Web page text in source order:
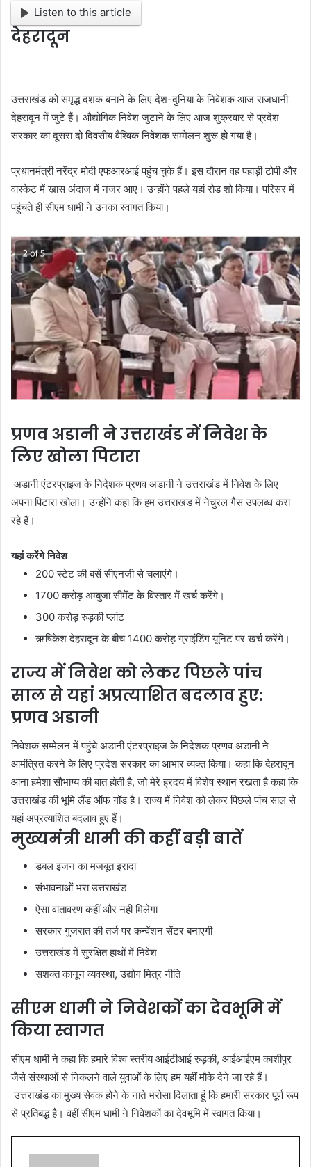
Listen to this article
देहरादून
उत्तराखंड को समृद्ध दशक बनाने के लिए देश-दुनिया के निवेशक आज राजधानी
देहरादून में जुटे हैं। औद्योगिक निवेश जुटाने के लिए आज शुक्रवार से प्रदेश
सरकार का दूसरा दो दिवसीय वैश्विक निवेशक सम्मेलन शुरू हो गया है।
प्रधानमंत्री नरेंद्र मोदी एफआरआई पहुंच चुके हैं। इस दौरान वह पहाड़ी टोपी और
वास्केट में खास अंदाज में नजर आए। उन्होंने पहले यहां रोड शो किया। परिसर में
पहुंचते ही सीएम धामी ने उनका स्वागत किया।
प्रणव अडानी ने उत्तराखंड में निवेश के
लिए खोला पिटारा
अडानी एंटरप्राइज के निदेशक प्रणव अडानी ने उत्तराखंड में निवेश के लिए
अपना पिटारा खोला। उन्होंने कहा कि हम उत्तराखंड में नेचुरल गैस उपलब्ध करा
रहे हैं।
यहां करेंगे निवेश
200 स्टेट की बसें सीएनजी से चलाएंगे।
1700 करोड़ अम्बुजा सीमेंट के विस्तार में खर्च करेंगे।
300 करोड़ रुड़की प्लांट
ऋषिकेश देहरादून के बीच 1400 करोड़ ग्राइंडिंग यूनिट पर खर्च करेंगे।
राज्य में निवेश को लेकर पिछले पांच
साल से यहां अप्रत्याशित बदलाव हुए:
प्रणव अडानी
निवेशक सम्मेलन में पहुंचे अडानी एंटरप्राइज के निदेशक प्रणव अडानी ने
आमंत्रित करने के लिए प्रदेश सरकार का आभार व्यक्त किया। कहा कि देहरादून
आना हमेशा सौभाग्य की बात होती है, जो मेरे ह्रदय में विशेष स्थान रखता है कहा कि
उत्तराखंड की भूमि लैंड ऑफ गॉड है। राज्य में निवेश को लेकर पिछले पांच साल से
यहां अप्रत्याशित बदलाव हुए हैं।
मुख्यमंत्री धामी की कहीं बड़ी बातें
डबल इंजन का मजबूत इरादा
संभावनाओं भरा उत्तराखंड
ऐसा वातावरण कहीं और नहीं मिलेगा
सरकार गुजरात की तर्ज पर कन्वेंशन सेंटर बनाएगी
उत्तराखंड में सुरक्षित हाथों में निवेश
सशक्त कानून व्यवस्था, उद्योग मित्र नीति
सीएम धामी ने निवेशकों का देवभूमि में
किया स्वागत
सीएम धामी ने कहा कि हमारे विश्व स्तरीय आईटीआई रुड़की, आईआईएम काशीपुर
जैसे संस्थाओं से निकलने वाले युवाओं के लिए हम यहीं मौके देने जा रहे हैं।
उत्तराखंड का मुख्य सेवक होने के नाते भरोसा दिलाता हूं कि हमारी सरकार पूर्ण रूप
से प्रतिबद्ध है। वहीं सीएम धामी ने निवेशकों का देवभूमि में स्वागत किया।